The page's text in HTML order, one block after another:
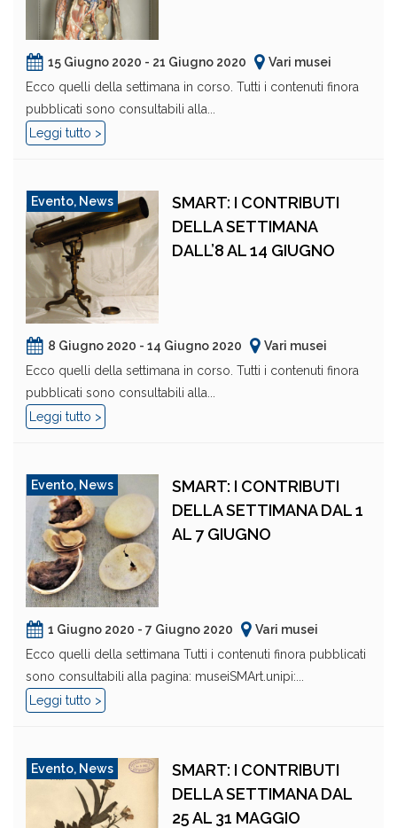
15 Giugno 2020 - 21 Giugno 2020
Vari musei
Ecco quelli della settimana in corso. Tutti i contenuti finora
pubblicati sono consultabili alla...
Leggi tutto >
Evento, News
SMART: I CONTRIBUTI
DELLA SETTIMANA
DALL’8 AL 14 GIUGNO
8 Giugno 2020 - 14 Giugno 2020
Vari musei
Ecco quelli della settimana in corso. Tutti i contenuti finora
pubblicati sono consultabili alla...
Leggi tutto >
Evento, News
SMART: I CONTRIBUTI
DELLA SETTIMANA DAL 1
AL 7 GIUGNO
1 Giugno 2020 - 7 Giugno 2020
Vari musei
Ecco quelli della settimana Tutti i contenuti finora pubblicati
sono consultabili alla pagina: museiSMArt.unipi:...
Leggi tutto >
Evento, News
SMART: I CONTRIBUTI
DELLA SETTIMANA DAL
25 AL 31 MAGGIO